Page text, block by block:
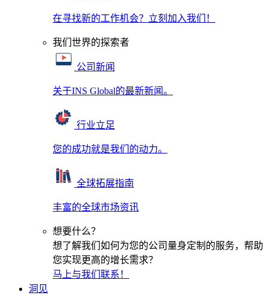
在寻找新的工作机会？立刻加入我们！
我们世界的探索者
公司新闻
关于INS Global的最新新闻。
行业立足
您的成功就是我们的动力。
全球拓展指南
丰富的全球市场资讯
想要什么？
想了解我们如何为您的公司量身定制的服务，帮助
您实现更高的增长需求？
马上与我们联系！
洞见